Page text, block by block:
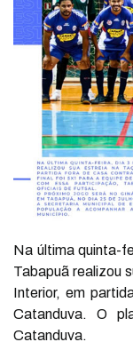
Na última quinta-
Tabapuã realizou
Interior, em
Catanduva. O
Catanduva.